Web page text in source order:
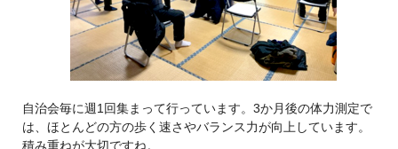
自治会毎に週1回集まって行っています。3か月後の体力測定で
は、ほとんどの方の歩く速さやバランス力が向上しています。
積み重ねが大切ですね。